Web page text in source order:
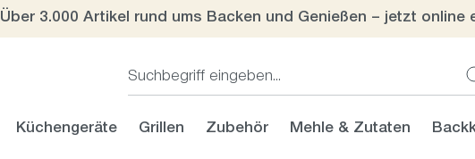
Über 3.000 Artikel rund ums Backen und Genießen – jetzt online
Küchengeräte Grillen Zubehör Mehle & Zutaten